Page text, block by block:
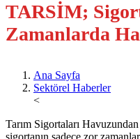
TARSİM;
Zamanlarda
Ana Sayfa
Sektörel Haberler
<
Tarım Sigortaları
sigortanın sadece zor